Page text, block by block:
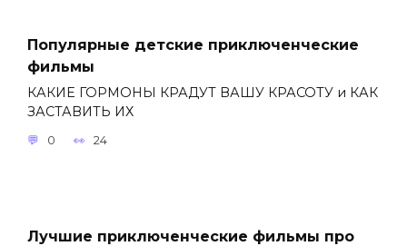
Популярные детские приключенческие
фильмы
КАКИЕ ГОРМОНЫ КРАДУТ ВАШУ КРАСОТУ и КАК
ЗАСТАВИТЬ ИХ
0 24
Лучшие приключенческие фильмы про